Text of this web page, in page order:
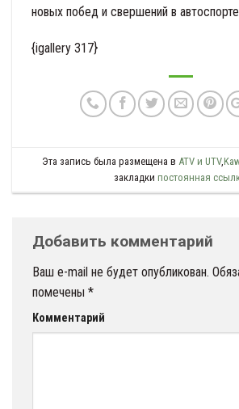
новых побед и свершений в
{igallery 317}
Эта запись была размещена в ATV и UTV,
закладки постоянная
Добавить комментарий
Ваш e-mail не будет опубликован.
помечены *
Комментарий